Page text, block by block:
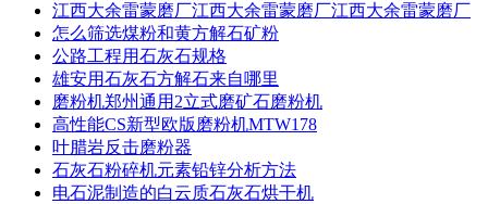
江西大余雷蒙磨厂江西大余雷蒙磨厂江西大余雷蒙磨厂
怎么筛选煤粉和黄方解石矿粉
公路工程用石灰石规格
雄安用石灰石方解石来自哪里
磨粉机郑州通用2立式磨矿石磨粉机
高性能CS新型欧版磨粉机MTW178
叶腊岩反击磨粉器
石灰石粉碎机元素铅锌分析方法
电石泥制造的白云质石灰石烘干机